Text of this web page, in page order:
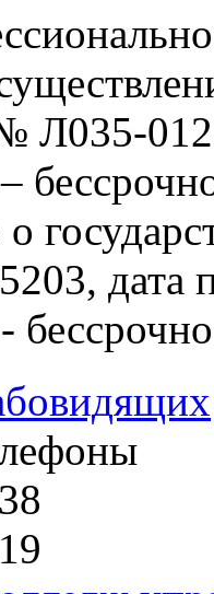
Л035-
о
дата
бессрочно